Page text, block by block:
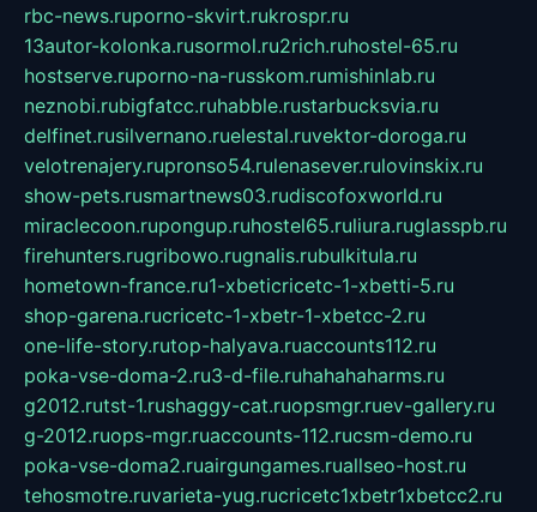
rbc-news.ruporno-skvirt.rukrospr.ru
13autor-kolonka.rusormol.ru2rich.ruhostel-65.ru
hostserve.ruporno-na-russkom.rumishinlab.ru
neznobi.rubigfatcc.ruhabble.rustarbucksvia.ru
delfinet.rusilvernano.ruelestal.ruvektor-doroga.ru
velotrenajery.rupronso54.rulenasever.rulovinskix.ru
show-pets.rusmartnews03.rudiscofoxworld.ru
miraclecoon.rupongup.ruhostel65.ruliura.ruglasspb.ru
firehunters.rugribowo.rugnalis.rubulkitula.ru
hometown-france.ru1-xbeticricetc-1-xbetti-5.ru
shop-garena.rucricetc-1-xbetr-1-xbetcc-2.ru
one-life-story.rutop-halyava.ruaccounts112.ru
poka-vse-doma-2.ru3-d-file.ruhahahaharms.ru
g2012.rutst-1.rushaggy-cat.ruopsmgr.ruev-gallery.ru
g-2012.ruops-mgr.ruaccounts-112.rucsm-demo.ru
poka-vse-doma2.ruairgungames.ruallseo-host.ru
tehosmotre.ruvarieta-yug.rucricetc1xbetr1xbetcc2.ru